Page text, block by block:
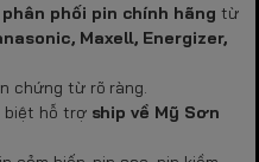
phối pin chính hãng từ
Maxell, Energizer,
chứng từ rõ ràng.
biệt hỗ trợ ship về Mỹ Sơn